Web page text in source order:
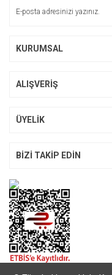
KURUMSAL
ALIŞVERİŞ
ÜYELİK
BİZİ TAKİP EDİN